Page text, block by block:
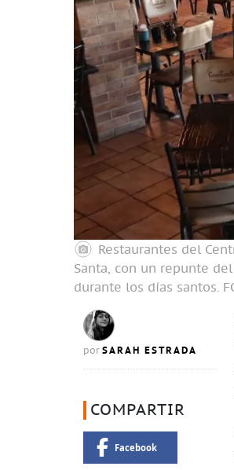
Restaurantes del
Santa, con un repunte
durante los días santos.
por SARAH ESTRADA
COMPARTIR
Facebook